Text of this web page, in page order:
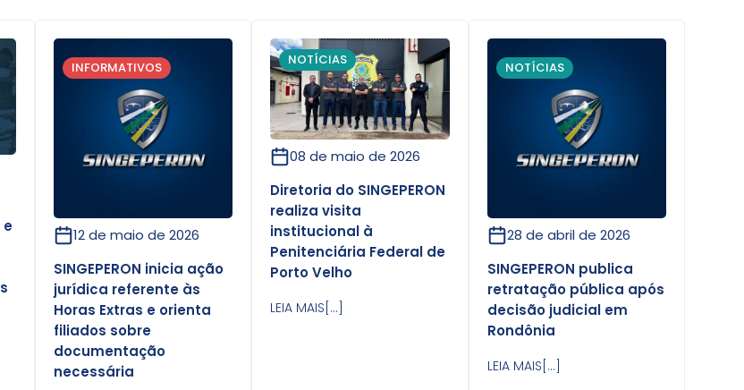
e
INFORMATIVOS
12 de maio de 2026
SINGEPERON inicia ação
jurídica referente às
Horas Extras e orienta
filiados sobre
documentação
necessária
NOTÍCIAS
08 de maio de 2026
Diretoria do SINGEPERON
realiza visita
institucional à
Penitenciária Federal de
Porto Velho
LEIA MAIS[...]
NOTÍCIAS
28 de abril de 2026
SINGEPERON publica
retratação pública após
decisão judicial em
Rondônia
LEIA MAIS[...]